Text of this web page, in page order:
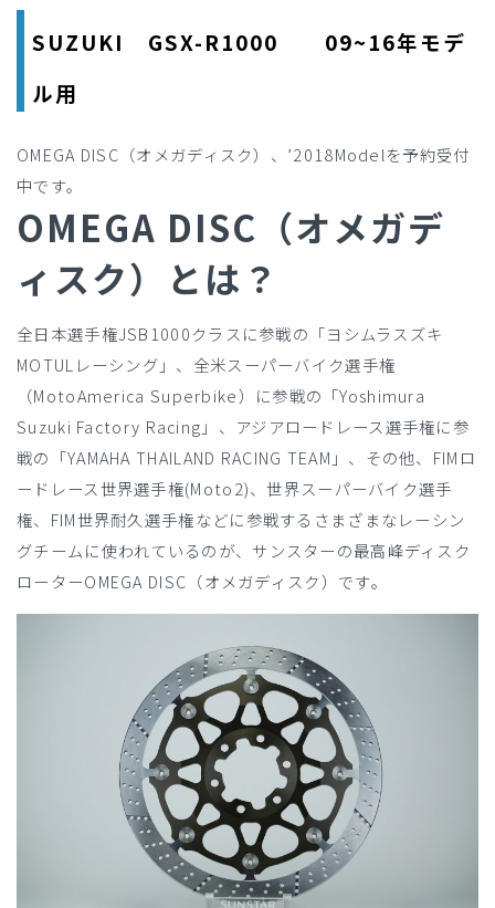
SUZUKI GSX-R1000 09~16年モデ
ル用
OMEGA DISC（オメガディスク）、’2018Modelを予約受付
中です。
OMEGA DISC（オメガデ
ィスク）とは？
全日本選手権JSB1000クラスに参戦の「ヨシムラスズキ
MOTULレーシング」、全米スーパーバイク選手権
（MotoAmerica Superbike）に参戦の「Yoshimura
Suzuki Factory Racing」、アジアロードレース選手権に参
戦の「YAMAHA THAILAND RACING TEAM」、その他、FIMロ
ードレース世界選手権(Moto2)、世界スーパーバイク選手
権、FIM世界耐久選手権などに参戦するさまざまなレーシン
グチームに使われているのが、サンスターの最高峰ディスク
ローターOMEGA DISC（オメガディスク）です。